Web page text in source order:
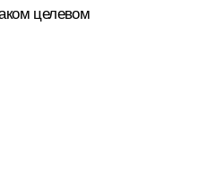
целевом